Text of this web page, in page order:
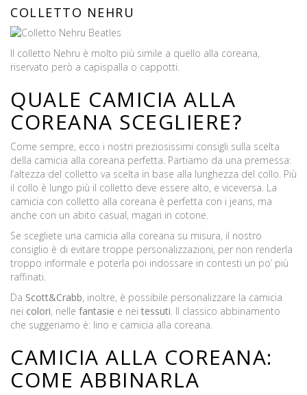
COLLETTO NEHRU
Il colletto Nehru è molto più simile a quello alla coreana,
riservato però a capispalla o cappotti.
QUALE CAMICIA ALLA
COREANA SCEGLIERE?
Come sempre, ecco i nostri preziosissimi consigli sulla scelta
della camicia alla coreana perfetta. Partiamo da una premessa:
l’altezza del colletto va scelta in base alla lunghezza del collo. Più
il collo è lungo più il colletto deve essere alto, e viceversa. La
camicia con colletto alla coreana è perfetta con i jeans, ma
anche con un abito casual, magari in cotone.
Se scegliete una camicia alla coreana su misura, il nostro
consiglio è di evitare troppe personalizzazioni, per non renderla
troppo informale e poterla poi indossare in contesti un po’ più
raffinati.
Da Scott&Crabb, inoltre, è possibile personalizzare la camicia
nei colori, nelle fantasie e nei tessuti. Il classico abbinamento
che suggeriamo è: lino e camicia alla coreana.
CAMICIA ALLA COREANA:
COME ABBINARLA